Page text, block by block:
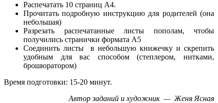
Распечатать 10 страниц А4.
Прочитать подробную инструкцию для родителей (она
небольшая)
Разрезать распечатанные листы пополам, чтобы
получились странички формата А5
Соединить листы в небольшую книжечку и скрепить
удобным для вас способом (степлером, нитками,
брошюратором)
Время подготовки: 15-20 минут.
Автор заданий и художник — Женя Ясная